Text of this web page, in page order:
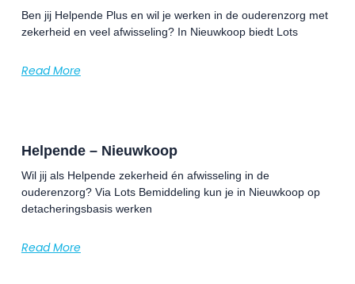
Ben jij Helpende Plus en wil je werken in de ouderenzorg met
zekerheid en veel afwisseling? In Nieuwkoop biedt Lots
Read More
Helpende – Nieuwkoop
Wil jij als Helpende zekerheid én afwisseling in de
ouderenzorg? Via Lots Bemiddeling kun je in Nieuwkoop op
detacheringsbasis werken
Read More